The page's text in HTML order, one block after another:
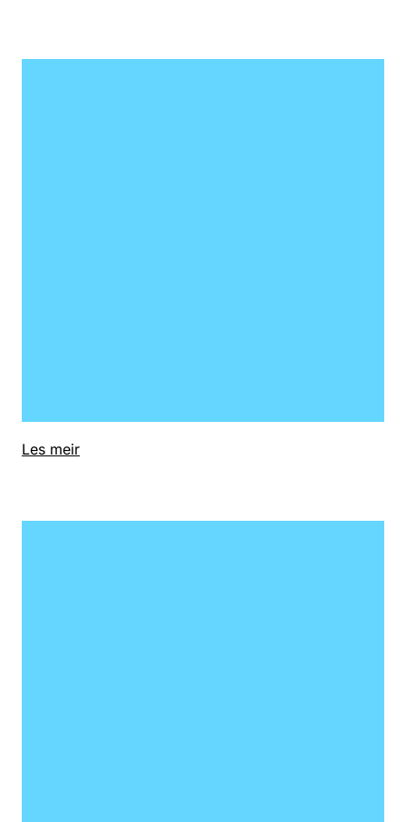
Les meir